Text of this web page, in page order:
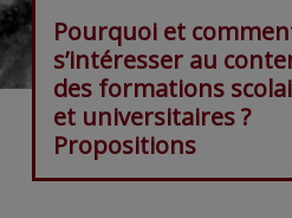
Pourquoi et
s’intéresser au
des formations
et universitaires ?
Propositions